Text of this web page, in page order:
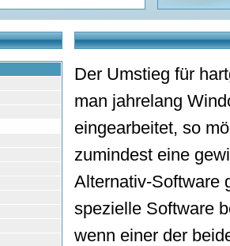
Der Umstieg für
man jahrelang
eingearbeitet, so
zumindest eine
Alternativ-Software
spezielle Software
wenn einer der